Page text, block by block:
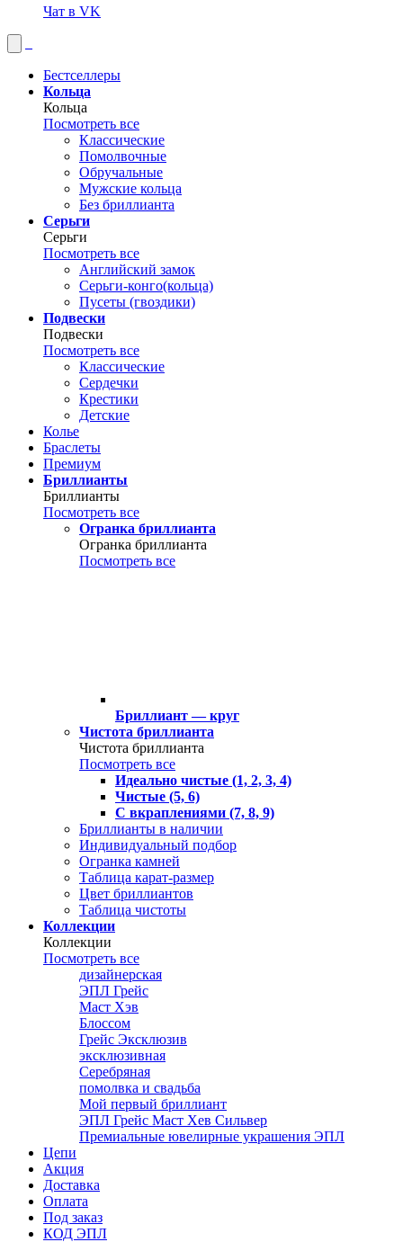
Чат в VK
Бестселлеры
Кольца
Кольца
Посмотреть все
Классические
Помолвочные
Обручальные
Мужские кольца
Без бриллианта
Серьги
Серьги
Посмотреть все
Английский замок
Серьги-конго(кольца)
Пусеты (гвоздики)
Подвески
Подвески
Посмотреть все
Классические
Сердечки
Крестики
Детские
Колье
Браслеты
Премиум
Бриллианты
Бриллианты
Посмотреть все
Огранка бриллианта
Огранка бриллианта
Посмотреть все
Бриллиант — круг
Чистота бриллианта
Чистота бриллианта
Посмотреть все
Идеально чистые (1, 2, 3, 4)
Чистые (5, 6)
С вкраплениями (7, 8, 9)
Бриллианты в наличии
Индивидуальный подбор
Огранка камней
Таблица карат-размер
Цвет бриллиантов
Таблица чистоты
Коллекции
Коллекции
Посмотреть все
дизайнерская
ЭПЛ Грейс
Маст Хэв
Блоссом
Грейс Эксклюзив
эксклюзивная
Серебряная
помолвка и свадьба
Мой первый бриллиант
ЭПЛ Грейс Маст Хев Сильвер
Премиальные ювелирные украшения ЭПЛ
Цепи
Акция
Доставка
Оплата
Под заказ
КОД ЭПЛ